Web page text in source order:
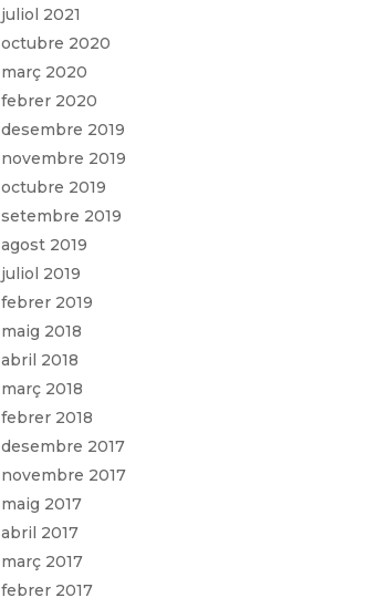
juliol 2021
octubre 2020
març 2020
febrer 2020
desembre 2019
novembre 2019
octubre 2019
setembre 2019
agost 2019
juliol 2019
febrer 2019
maig 2018
abril 2018
març 2018
febrer 2018
desembre 2017
novembre 2017
maig 2017
abril 2017
març 2017
febrer 2017